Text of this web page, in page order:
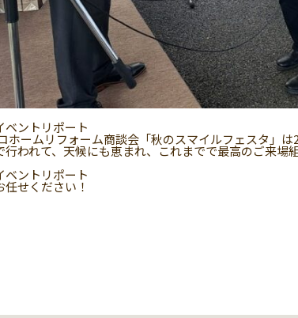
ントリポート
ホームリフォーム商談会「秋のスマイルフェスタ」
行われて、天候にも恵まれ、これまでで最高のご来
ントリポート
せください！